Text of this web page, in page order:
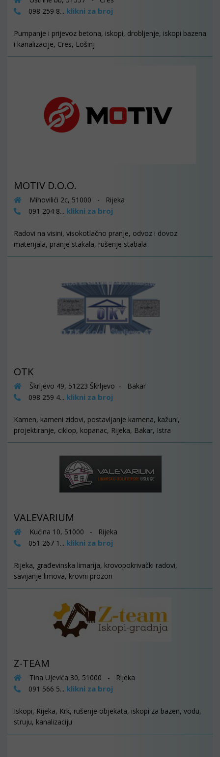
098 259 8... klikni za broj
Pumpanje i prijevoz betona, iskopi, drobljenje, iskopi bazena
i kanalizacije, Cres, Lošinj
MOTIV D.O.O.
Mihovilići 2c, 51000 - Rijeka
091 204 8... klikni za broj
Radovi na visini, visokotlačno pranje, odvoz i dovoz
materijala, pranje stakala, rušenje stabala
OTK
Škrljevo 49, 51223 Škrljevo - Bakar
098 259 4... klikni za broj
Kamen, kameni zidovi, postavljanje kamena, kažuni,
projektiranje, ciklop, kopanac, Rijeka, Bakar, Istra
VALEVARIUM
Kućina 10, 51000 - Rijeka
051 267 1... klikni za broj
Rijeka, građevinska limarija, krovopokrivački radovi,
savijanje limova, krovni prozori
Z-TEAM
Tina Ujevića 30, 51000 - Rijeka
091 566 5... klikni za broj
Iskopi, Rijeka, Krk, rušenje objekata, iskopi za bazen, vodu,
struju, kanalizaciju